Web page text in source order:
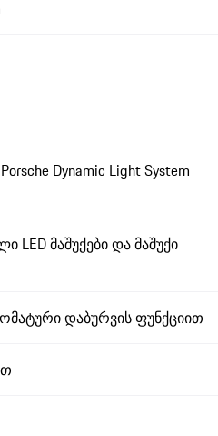
Dynamic Light System
LED მაშუქები და მაშუქი
დაბურვის ფუნქციით